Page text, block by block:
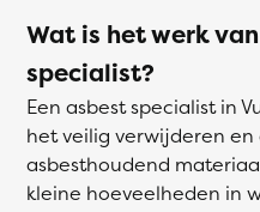
Wat is het werk
specialist?
Een asbest specialist in
het veilig verwijderen en
asbesthoudend
kleine hoeveelheden in